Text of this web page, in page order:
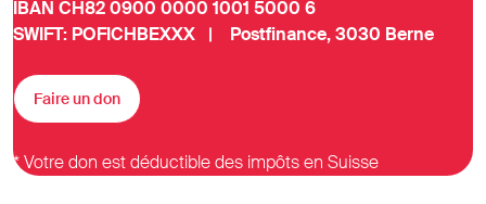
IBAN CH82 0900 0000 1001 5000 6
SWIFT: POFICHBEXXX | Postfinance, 3030 Berne
Faire un don
* Votre don est déductible des impôts en Suisse